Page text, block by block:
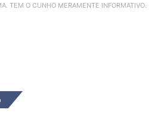
TEM O CUNHO MERAMENTE INFORMATIVO.